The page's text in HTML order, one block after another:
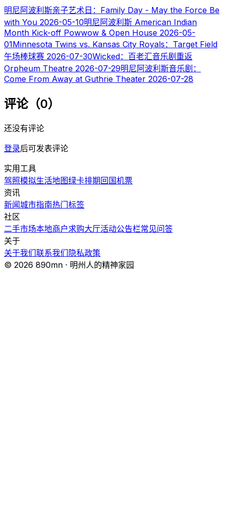
明尼阿波利斯亲子艺术日：Family Day - May the Force Be
with You 2026-05-10明尼阿波利斯 American Indian
Month Kick-off Powwow & Open House 2026-05-
01Minnesota Twins vs. Kansas City Royals：Target Field
午场棒球赛 2026-07-30Wicked：百老汇音乐剧重返
Orpheum Theatre 2026-07-29明尼阿波利斯音乐剧：
Come From Away at Guthrie Theater 2026-07-28
评论（0）
还没有评论
登录后可发表评论
实用工具
驾照模拟生活地图绿卡排期回国机票
资讯
新闻城市指南热门标签
社区
二手市场本地商户求购大厅活动公告栏常见问答
关于
关于我们联系我们隐私政策
© 2026 890mn · 明州人的精神家园